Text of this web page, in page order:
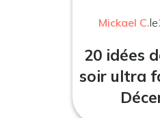
Mickael C.le
20 idées
soir ultra